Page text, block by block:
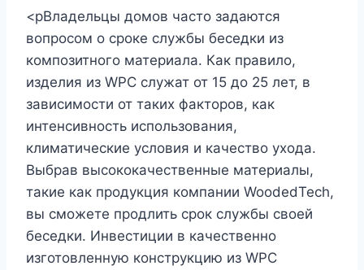
<pВладельцы домов часто задаются
вопросом о сроке службы беседки из
композитного материала. Как правило,
изделия из WPC служат от 15 до 25 лет, в
зависимости от таких факторов, как
интенсивность использования,
климатические условия и качество ухода.
Выбрав высококачественные материалы,
такие как продукция компании WoodedTech,
вы сможете продлить срок службы своей
беседки. Инвестиции в качественно
изготовленную конструкцию из WPC